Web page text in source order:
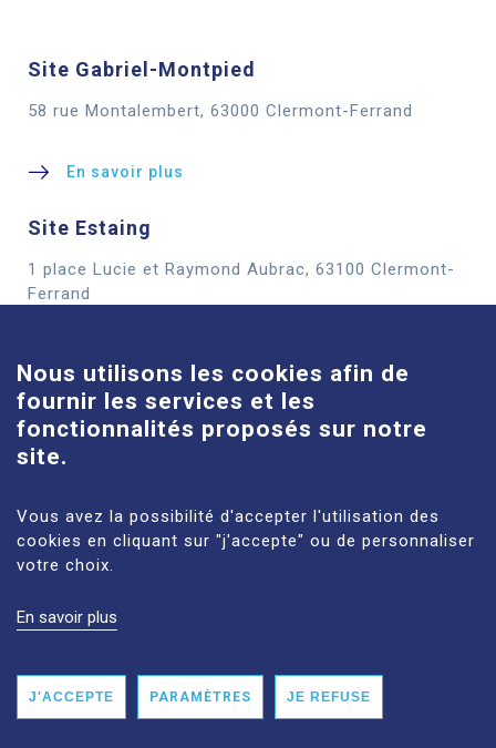
Site Gabriel-Montpied
58 rue Montalembert, 63000 Clermont-Ferrand
En savoir plus
Site Estaing
1 place Lucie et Raymond Aubrac, 63100 Clermont-
Ferrand
Site Louise-Michel
61 route de Châteaugay, 63118 Cébazat
En savoir plus
MENTIONS LÉGALES
ACCESSIBILITÉ : NON CONFORME
Nous utilisons les cookies afin de
fournir les services et les
fonctionnalités proposés sur notre
site.
Vous avez la possibilité d'accepter l'utilisation des
cookies en cliquant sur "j'accepte" ou de personnaliser
votre choix.
En savoir plus
J'ACCEPTE PARAMÈTRES JE REFUSE